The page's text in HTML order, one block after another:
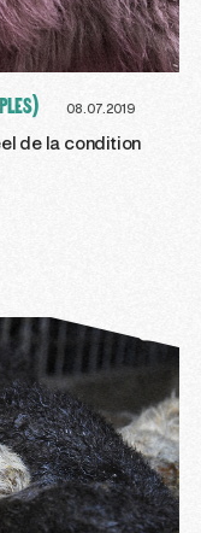
08.07.2019
de la condition